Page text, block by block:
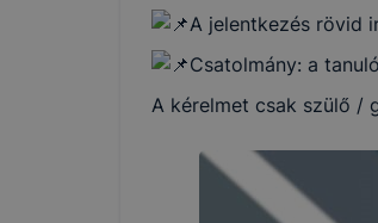
A jelentkezés rövid
Csatolmány: a
A kérelmet csak szülő /